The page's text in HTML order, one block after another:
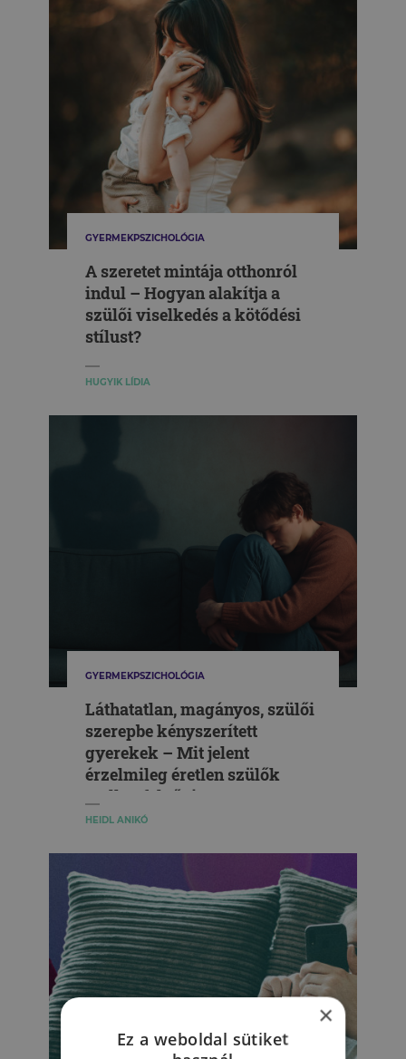
GYERMEKPSZICHOLÓGIA
A szeretet mintája otthonról
indul – Hogyan alakítja a
szülői viselkedés a kötődési
stílust?
HUGYIK LÍDIA
GYERMEKPSZICHOLÓGIA
Láthatatlan, magányos, szülői
szerepbe kényszerített
gyerekek – Mit jelent
érzelmileg éretlen szülők
mellett felnőni?
HEIDL ANIKÓ
×
Ez a weboldal sütiket